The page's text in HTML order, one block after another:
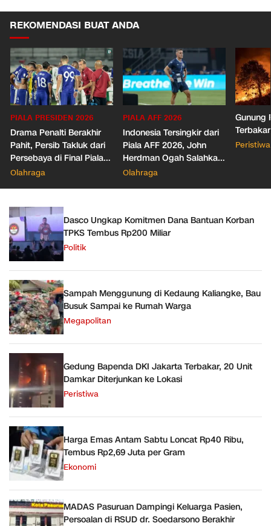
REKOMENDASI BUAT ANDA
PIALA PRESIDEN 2026
Drama Penalti Berakhir
Pahit, Persib Takluk dari
Persebaya di Final Piala
Presiden 2026
Olahraga
PIALA AFF 2026
Indonesia Tersingkir dari
Piala AFF 2026, John
Herdman Ogah Salahkan
Wasit
Olahraga
Gunung
Terbakar
Peristiwa
Dasco Ungkap Komitmen Dana Bantuan Korban
TPKS Tembus Rp200 Miliar
Politik
Sampah Menggunung di Kedaung Kaliangke, Bau
Busuk Sampai ke Rumah Warga
Megapolitan
Gedung Bapenda DKI Jakarta Terbakar, 20 Unit
Damkar Diterjunkan ke Lokasi
Peristiwa
Harga Emas Antam Sabtu Loncat Rp40 Ribu,
Tembus Rp2,69 Juta per Gram
Ekonomi
MADAS Pasuruan Dampingi Keluarga Pasien,
Persoalan di RSUD dr. Soedarsono Berakhir